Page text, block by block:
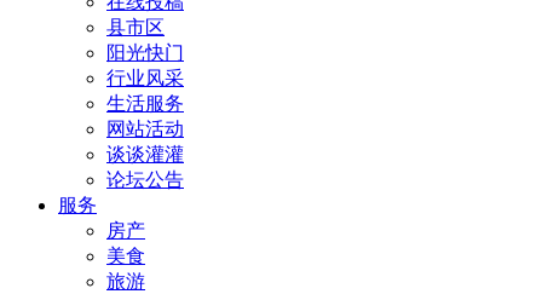
县市区
阳光快门
行业风采
生活服务
网站活动
谈谈灌灌
论坛公告
服务
房产
美食
旅游